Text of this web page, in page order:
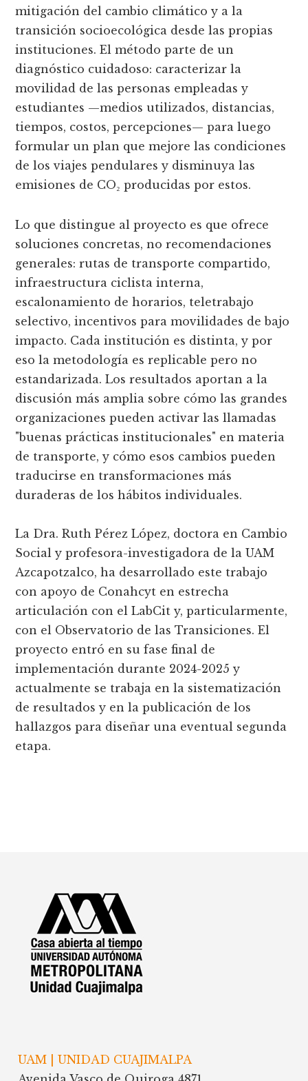
mitigación del cambio climático y a la
transición socioecológica desde las propias
instituciones. El método parte de un
diagnóstico cuidadoso: caracterizar la
movilidad de las personas empleadas y
estudiantes —medios utilizados, distancias,
tiempos, costos, percepciones— para luego
formular un plan que mejore las condiciones
de los viajes pendulares y disminuya las
emisiones de CO₂ producidas por estos.
Lo que distingue al proyecto es que ofrece
soluciones concretas, no recomendaciones
generales: rutas de transporte compartido,
infraestructura ciclista interna,
escalonamiento de horarios, teletrabajo
selectivo, incentivos para movilidades de bajo
impacto. Cada institución es distinta, y por
eso la metodología es replicable pero no
estandarizada. Los resultados aportan a la
discusión más amplia sobre cómo las grandes
organizaciones pueden activar las llamadas
"buenas prácticas institucionales" en materia
de transporte, y cómo esos cambios pueden
traducirse en transformaciones más
duraderas de los hábitos individuales.
La Dra. Ruth Pérez López, doctora en Cambio
Social y profesora-investigadora de la UAM
Azcapotzalco, ha desarrollado este trabajo
con apoyo de Conahcyt en estrecha
articulación con el LabCit y, particularmente,
con el Observatorio de las Transiciones. El
proyecto entró en su fase final de
implementación durante 2024-2025 y
actualmente se trabaja en la sistematización
de resultados y en la publicación de los
hallazgos para diseñar una eventual segunda
etapa.
UAM | UNIDAD CUAJIMALPA